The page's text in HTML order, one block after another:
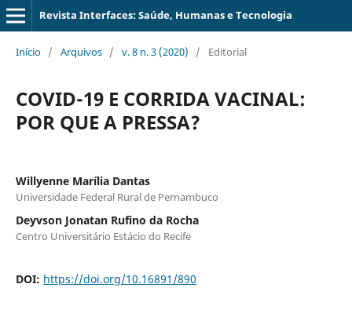
Revista Interfaces: Saúde, Humanas e Tecnologia
Início / Arquivos / v. 8 n. 3 (2020) / Editorial
COVID-19 E CORRIDA VACINAL:
POR QUE A PRESSA?
Willyenne Marília Dantas
Universidade Federal Rural de Pernambuco
Deyvson Jonatan Rufino da Rocha
Centro Universitário Estácio do Recife
DOI: https://doi.org/10.16891/890